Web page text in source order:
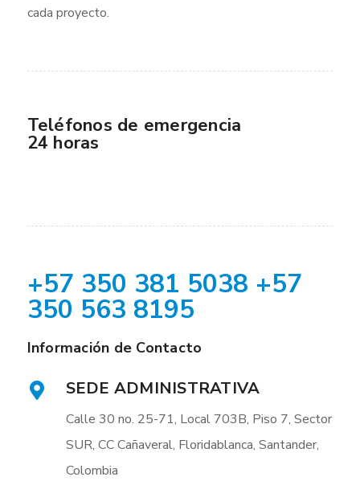
cada proyecto.
Teléfonos de emergencia
24 horas
+57 350 381 5038 +57
350 563 8195
Información de Contacto
SEDE ADMINISTRATIVA
Calle 30 no. 25-71, Local 703B, Piso 7, Sector
SUR, CC Cañaveral, Floridablanca, Santander,
Colombia